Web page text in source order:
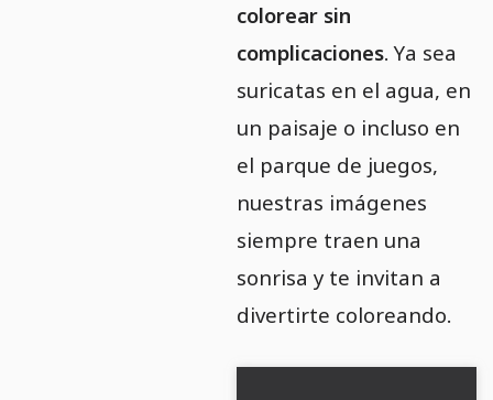
colorear sin
complicaciones. Ya sea
suricatas en el agua, en
un paisaje o incluso en
el parque de juegos,
nuestras imágenes
siempre traen una
sonrisa y te invitan a
divertirte coloreando.